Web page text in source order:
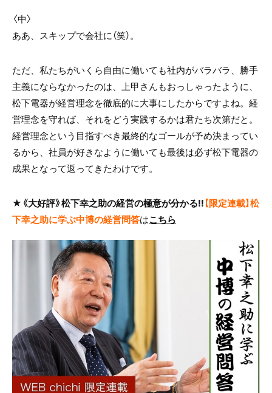
〈中〉
ああ、スキップで会社に（笑）。
ただ、私たちがいくら自由に働いても社内がバラバラ、勝手
主義にならなかったのは、上甲さんもおっしゃったように、
松下電器が経営理念を徹底的に大事にしたからですよね。経
営理念を守れば、それをどう実践するかは君たち次第だと。
経営理念という目指すべき最終的なゴールが予め決まってい
るから、社員が好きなように働いても最後は必ず松下電器の
成果となって返ってきたわけです。
★《大好評》松下幸之助の経営の極意が分かる!!【限定連載】松
下幸之助に学ぶ中博の経営問答はこちら